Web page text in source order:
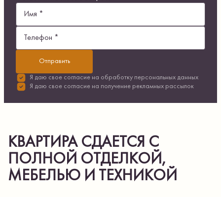
Имя *
Телефон *
Отправить
Я даю свое согласие на обработку персональных данных
Я даю свое согласие на получение рекламных рассылок
КВАРТИРА СДАЕТСЯ С
ПОЛНОЙ ОТДЕЛКОЙ,
МЕБЕЛЬЮ И ТЕХНИКОЙ